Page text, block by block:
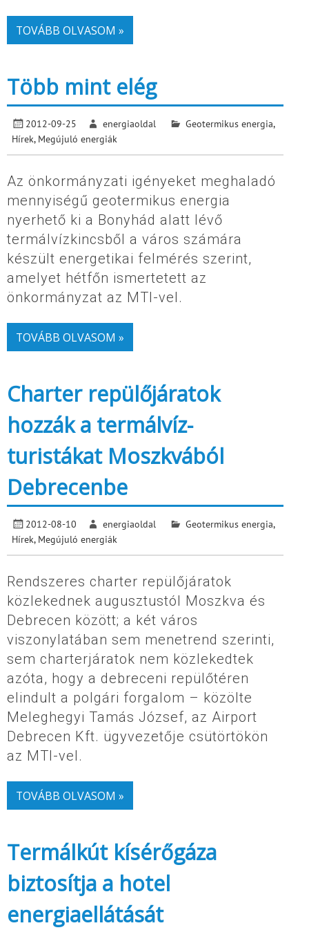
TOVÁBB OLVASOM »
Több mint elég
2012-09-25 energiaoldal Geotermikus energia,
Hírek, Megújuló energiák
Az önkormányzati igényeket meghaladó
mennyiségű geotermikus energia
nyerhető ki a Bonyhád alatt lévő
termálvízkincsből a város számára
készült energetikai felmérés szerint,
amelyet hétfőn ismertetett az
önkormányzat az MTI-vel.
TOVÁBB OLVASOM »
Charter repülőjáratok
hozzák a termálvíz-
turistákat Moszkvából
Debrecenbe
2012-08-10 energiaoldal Geotermikus energia,
Hírek, Megújuló energiák
Rendszeres charter repülőjáratok
közlekednek augusztustól Moszkva és
Debrecen között; a két város
viszonylatában sem menetrend szerinti,
sem charterjáratok nem közlekedtek
azóta, hogy a debreceni repülőtéren
elindult a polgári forgalom – közölte
Meleghegyi Tamás József, az Airport
Debrecen Kft. ügyvezetője csütörtökön
az MTI-vel.
TOVÁBB OLVASOM »
Termálkút kísérőgáza
biztosítja a hotel
energiaellátását